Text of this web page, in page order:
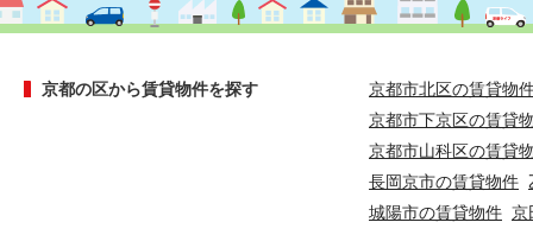
京都の区から賃貸物件を探す
京都市北区の賃貸物
京都市下京区の賃貸
京都市山科区の賃貸
長岡京市の賃貸物件
城陽市の賃貸物件 京